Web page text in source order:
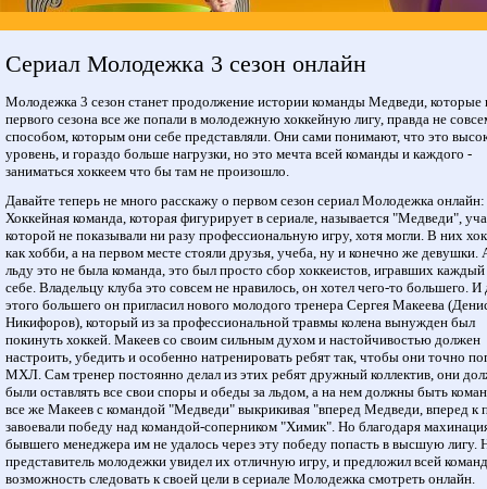
Сериал Молодежка 3 сезон онлайн
Молодежка 3 сезон станет продолжение истории команды Медведи, которые
первого сезона все же попали в молодежную хоккейную лигу, правда не
способом, которым они себе представляли. Они сами понимают, что это
уровень, и гораздо больше нагрузки, но это мечта всей команды и каждого -
заниматься хоккеем что бы там не произошло.
Давайте теперь не много расскажу о первом сезон сериал Молодежка онлайн:
Хоккейная команда, которая фигурирует в сериале, называется "Медведи",
которой не показывали ни разу профессиональную игру, хотя могли. В них
как хобби, а на первом месте стояли друзья, учеба, ну и конечно же девушки.
льду это не была команда, это был просто сбор хоккеистов, игравших
себе. Владельцу клуба это совсем не нравилось, он хотел чего-то большего. И
этого большего он пригласил нового молодого тренера Сергея Макеева
Никифоров), который из за профессиональной травмы колена вынужден был
покинуть хоккей. Макеев со своим сильным духом и настойчивостью должен
настроить, убедить и особенно натренировать ребят так, чтобы они точно
МХЛ. Сам тренер постоянно делал из этих ребят дружный коллектив, они
были оставлять все свои споры и обеды за льдом, а на нем должны быть
все же Макеев с командой "Медведи" выкрикивая "вперед Медведи, вперед к
завоевали победу над командой-соперником "Химик". Но благодаря
бывшего менеджера им не удалось через эту победу попасть в высшую лигу.
представитель молодежки увидел их отличную игру, и предложил всей
возможность следовать к своей цели в сериале Молодежка смотреть онлайн.